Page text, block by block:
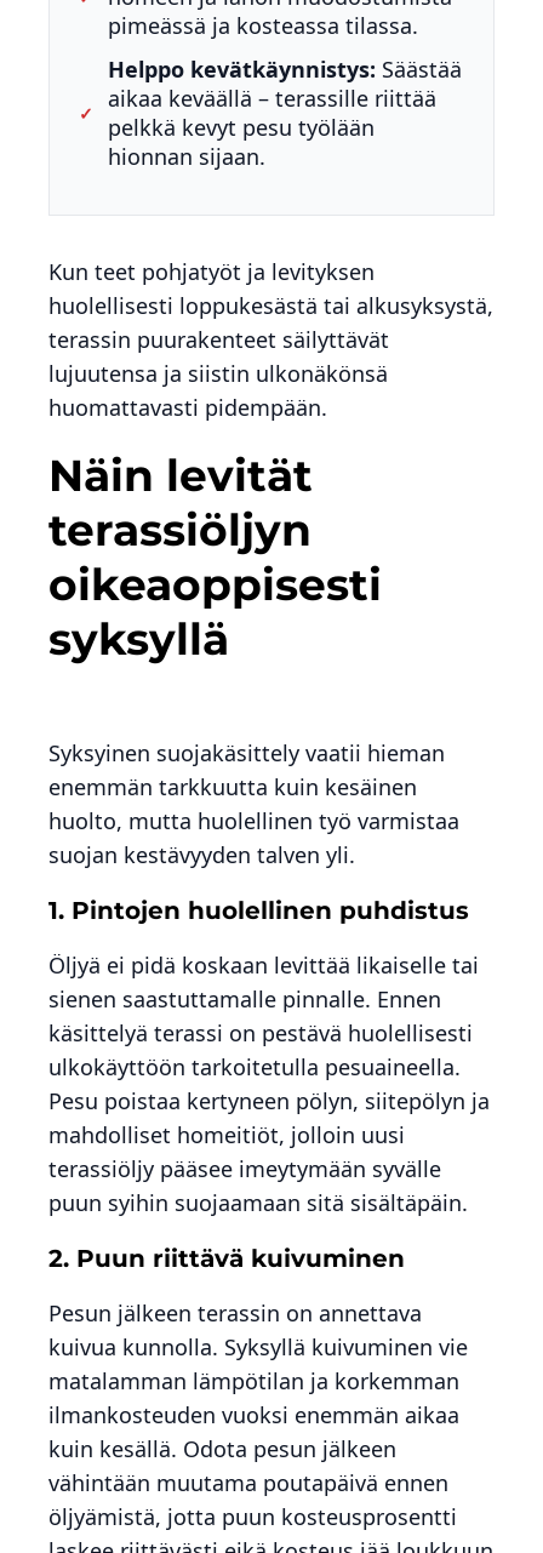
pimeässä ja kosteassa tilassa.
✓
Helppo kevätkäynnistys: Säästää
aikaa keväällä – terassille riittää
pelkkä kevyt pesu työlään
hionnan sijaan.
Kun teet pohjatyöt ja levityksen
huolellisesti loppukesästä tai alkusyksystä,
terassin puurakenteet säilyttävät
lujuutensa ja siistin ulkonäkönsä
huomattavasti pidempään.
Näin levität
terassiöljyn
oikeaoppisesti
syksyllä
Syksyinen suojakäsittely vaatii hieman
enemmän tarkkuutta kuin kesäinen
huolto, mutta huolellinen työ varmistaa
suojan kestävyyden talven yli.
1. Pintojen huolellinen puhdistus
Öljyä ei pidä koskaan levittää likaiselle tai
sienen saastuttamalle pinnalle. Ennen
käsittelyä terassi on pestävä huolellisesti
ulkokäyttöön tarkoitetulla pesuaineella.
Pesu poistaa kertyneen pölyn, siitepölyn ja
mahdolliset homeitiöt, jolloin uusi
terassiöljy pääsee imeytymään syvälle
puun syihin suojaamaan sitä sisältäpäin.
2. Puun riittävä kuivuminen
Pesun jälkeen terassin on annettava
kuivua kunnolla. Syksyllä kuivuminen vie
matalamman lämpötilan ja korkemman
ilmankosteuden vuoksi enemmän aikaa
kuin kesällä. Odota pesun jälkeen
vähintään muutama poutapäivä ennen
öljyämistä, jotta puun kosteusprosentti